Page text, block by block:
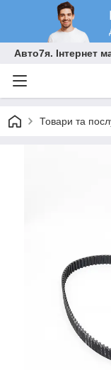
Авто7я. Інтернет
Товари та